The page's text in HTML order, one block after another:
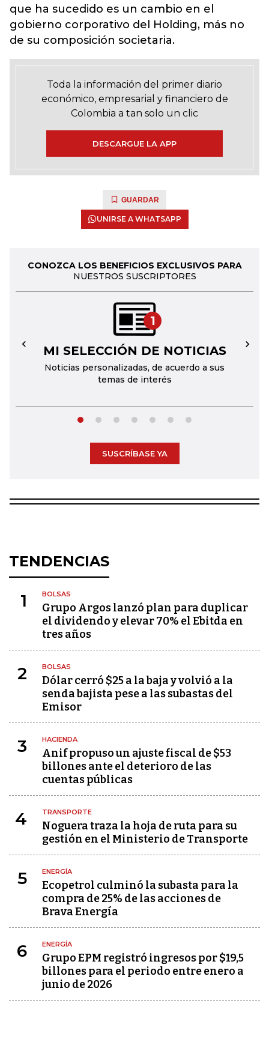
que ha sucedido es un cambio en el
gobierno corporativo del Holding, más no
de su composición societaria.
Toda la información del primer diario
económico, empresarial y financiero de
Colombia a tan solo un clic
DESCARGUE LA APP
GUARDAR
UNIRSE A WHATSAPP
CONOZCA LOS BENEFICIOS EXCLUSIVOS PARA
NUESTROS SUSCRIPTORES
1
MI SELECCIÓN DE NOTICIAS
Noticias personalizadas, de acuerdo a sus
temas de interés
← →
SUSCRÍBASE YA
TENDENCIAS
1 BOLSAS
Grupo Argos lanzó plan para duplicar
el dividendo y elevar 70% el Ebitda en
tres años
2 BOLSAS
Dólar cerró $25 a la baja y volvió a la
senda bajista pese a las subastas del
Emisor
3 HACIENDA
Anif propuso un ajuste fiscal de $53
billones ante el deterioro de las
cuentas públicas
4 TRANSPORTE
Noguera traza la hoja de ruta para su
gestión en el Ministerio de Transporte
5 ENERGÍA
Ecopetrol culminó la subasta para la
compra de 25% de las acciones de
Brava Energía
6 ENERGÍA
Grupo EPM registró ingresos por $19,5
billones para el periodo entre enero a
junio de 2026